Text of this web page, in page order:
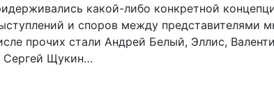
какой-либо конкретной
и споров между представителями
прочих стали Андрей Белый, Эллис,
Сергей Щукин…